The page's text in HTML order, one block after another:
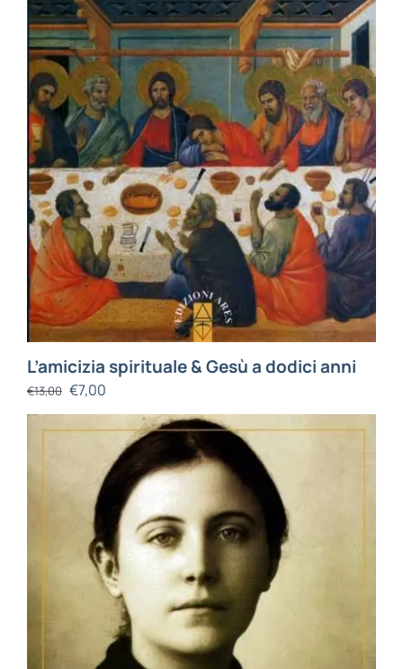
L’amicizia spirituale & Gesù a dodici anni
€13,00 €7,00